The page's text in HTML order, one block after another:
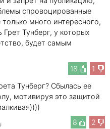
спровоцированные
много интересного,
Тунберг, у которых
будет самым
18
1
Тунберг? Сбылась ее
мотивируя это защитой
8
2